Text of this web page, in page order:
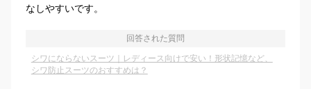
なしやすいです。
回答された質問
シワにならないスーツ｜レディース向けで安い！形状記憶など、
シワ防止スーツのおすすめは？